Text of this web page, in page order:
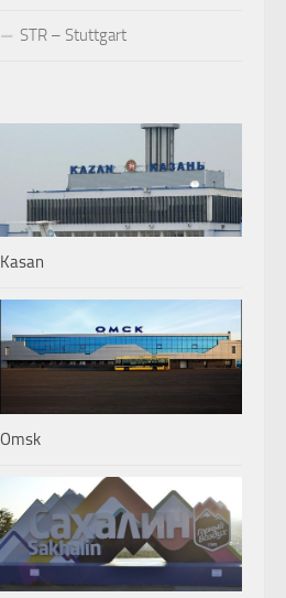
STR – Stuttgart
Kasan
Omsk